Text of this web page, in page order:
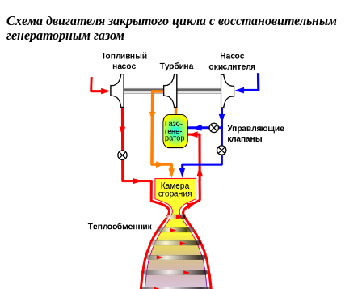
Схема двигателя закрытого цикла с восстановительным
генераторным газом